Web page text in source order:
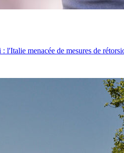
l'Italie menacée de mesures de